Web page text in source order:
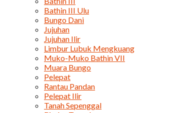
Bathin III Ulu
Bungo Dani
Jujuhan
Jujuhan Ilir
Limbur Lubuk Mengkuang
Muko-Muko Bathin VII
Muara Bungo
Pelepat
Rantau Pandan
Pelepat Ilir
Tanah Sepenggal